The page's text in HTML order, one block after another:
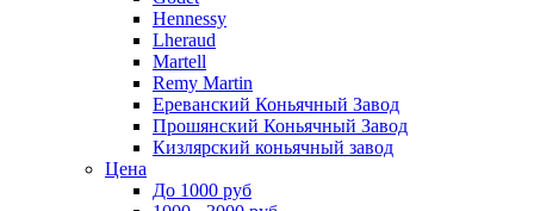
Hennessy
Lheraud
Martell
Remy Martin
Ереванский Коньячный Завод
Прошянский Коньячный Завод
Кизлярский коньячный завод
Цена
До 1000 руб